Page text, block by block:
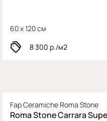
60 x 120 см
8 300 р./м2
Fap Ceramiche Roma Stone
Roma Stone Carrara